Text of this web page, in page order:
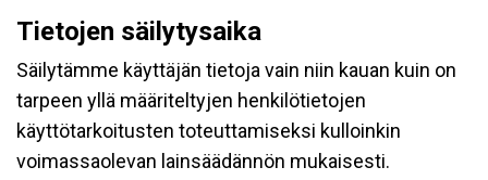
Tietojen säilytysaika
Säilytämme käyttäjän tietoja vain niin kauan kuin on
tarpeen yllä määriteltyjen henkilötietojen
käyttötarkoitusten toteuttamiseksi kulloinkin
voimassaolevan lainsäädännön mukaisesti.